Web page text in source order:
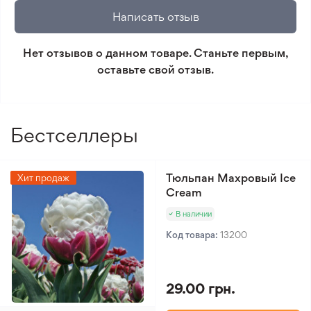
🛡️ Защита покупок. Возврат средств за товар,
который не соответствует ожиданиям. Согласно
условиям возврата.
Написать отзыв
Нет отзывов о данном товаре. Станьте первым,
оставьте свой отзыв.
Бестселлеры
Хит продаж
Тюльпан Махровый Ice
Cream
В наличии
Код товара: 13200
29.00 грн.